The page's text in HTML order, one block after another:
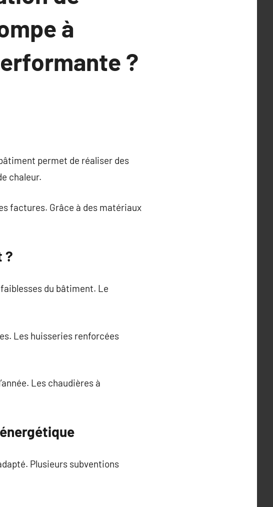
à
?
permet de réaliser des
chaleur.
factures. Grâce à des matériaux
?
du bâtiment. Le
Les huisseries renforcées
Les chaudières à
Plusieurs subventions